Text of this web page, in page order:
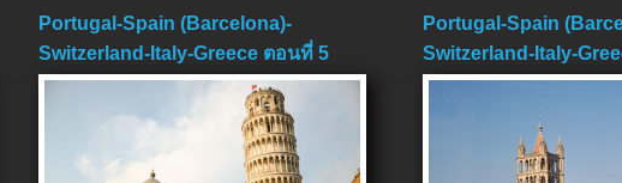
Portugal-Spain (Barcelona)-
Switzerland-Italy-Greece ตอนที่ 5
Portugal-Spain
Switzerland-Italy-